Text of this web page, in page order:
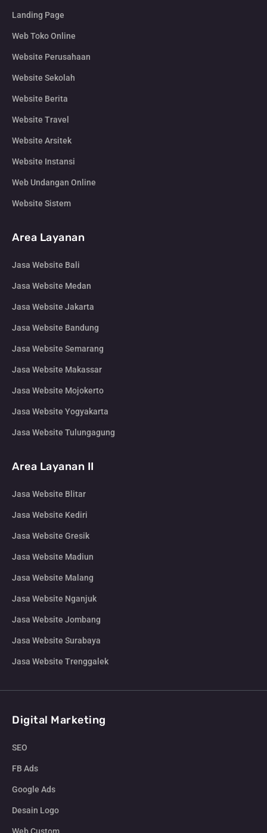
Landing Page
Web Toko Online
Website Perusahaan
Website Sekolah
Website Berita
Website Travel
Website Arsitek
Website Instansi
Web Undangan Online
Website Sistem
Area Layanan
Jasa Website Bali
Jasa Website Medan
Jasa Website Jakarta
Jasa Website Bandung
Jasa Website Semarang
Jasa Website Makassar
Jasa Website Mojokerto
Jasa Website Yogyakarta
Jasa Website Tulungagung
Area Layanan II
Jasa Website Blitar
Jasa Website Kediri
Jasa Website Gresik
Jasa Website Madiun
Jasa Website Malang
Jasa Website Nganjuk
Jasa Website Jombang
Jasa Website Surabaya
Jasa Website Trenggalek
Digital Marketing
SEO
FB Ads
Google Ads
Desain Logo